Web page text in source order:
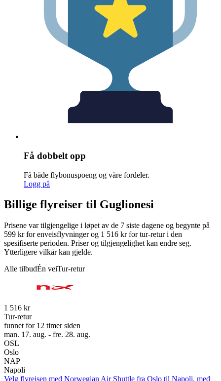
Få dobbelt opp
Få både flybonuspoeng og våre fordeler.
Logg på
Billige flyreiser til Guglionesi
Prisene var tilgjengelige i løpet av de 7 siste dagene og begynte på
599 kr for enveisflyvninger og 1 516 kr for tur-retur i den
spesifiserte perioden. Priser og tilgjengelighet kan endre seg.
Ytterligere vilkår kan gjelde.
Alle tilbudÉn veiTur-retur
1 516 kr
Tur-retur
funnet for 12 timer siden
man. 17. aug. - fre. 28. aug.
OSL
Oslo
NAP
Napoli
Velg flyreisen med Norwegian Air Shuttle fra Oslo til Napoli, med